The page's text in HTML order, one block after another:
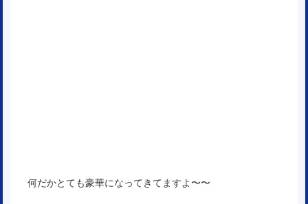
何だかとても豪華になってきてますよ〜〜